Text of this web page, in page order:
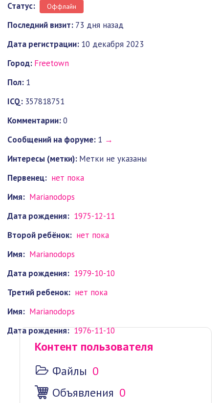
Статус: Оффлайн
Последний визит: 73 дня назад
Дата регистрации: 10 декабря 2023
Город: Freetown
Пол: 1
ICQ: 357818751
Комментарии:0
Cообщений на форуме: 1 →
Интересы (метки): Метки не указаны
Первенец: нет пока
Имя: Marianodops
Дата рождения: 1975-12-11
Второй ребёнок: нет пока
Имя: Marianodops
Дата рождения: 1979-10-10
Третий ребенок: нет пока
Имя: Marianodops
Дата рождения: 1976-11-10
Контент пользователя
Файлы 0
Объявления 0